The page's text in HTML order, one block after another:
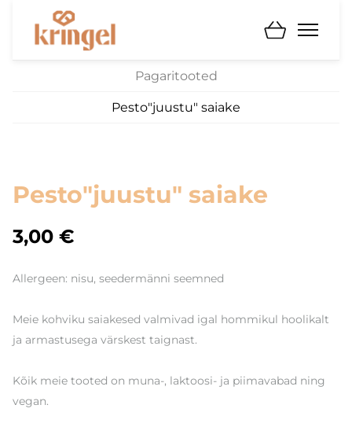
Pagaritooted
Pesto"juustu" saiake
Pesto"juustu" saiake
3,00 €
Allergeen: nisu, seedermänni seemned
Meie kohviku saiakesed valmivad igal hommikul hoolikalt
ja armastusega värskest taignast.
Kõik meie tooted on muna-, laktoosi- ja piimavabad ning
vegan.